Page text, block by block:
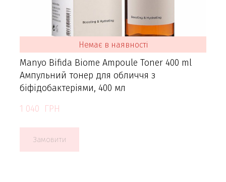
Немає в наявності
Manyo Bifida Biome Ampoule Toner 400 ml
Ампульний тонер для обличчя з
біфідобактеріями, 400 мл
1 040  ГРН
Замовити